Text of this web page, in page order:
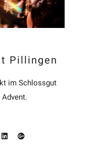
Pillingen
im Schlossgut